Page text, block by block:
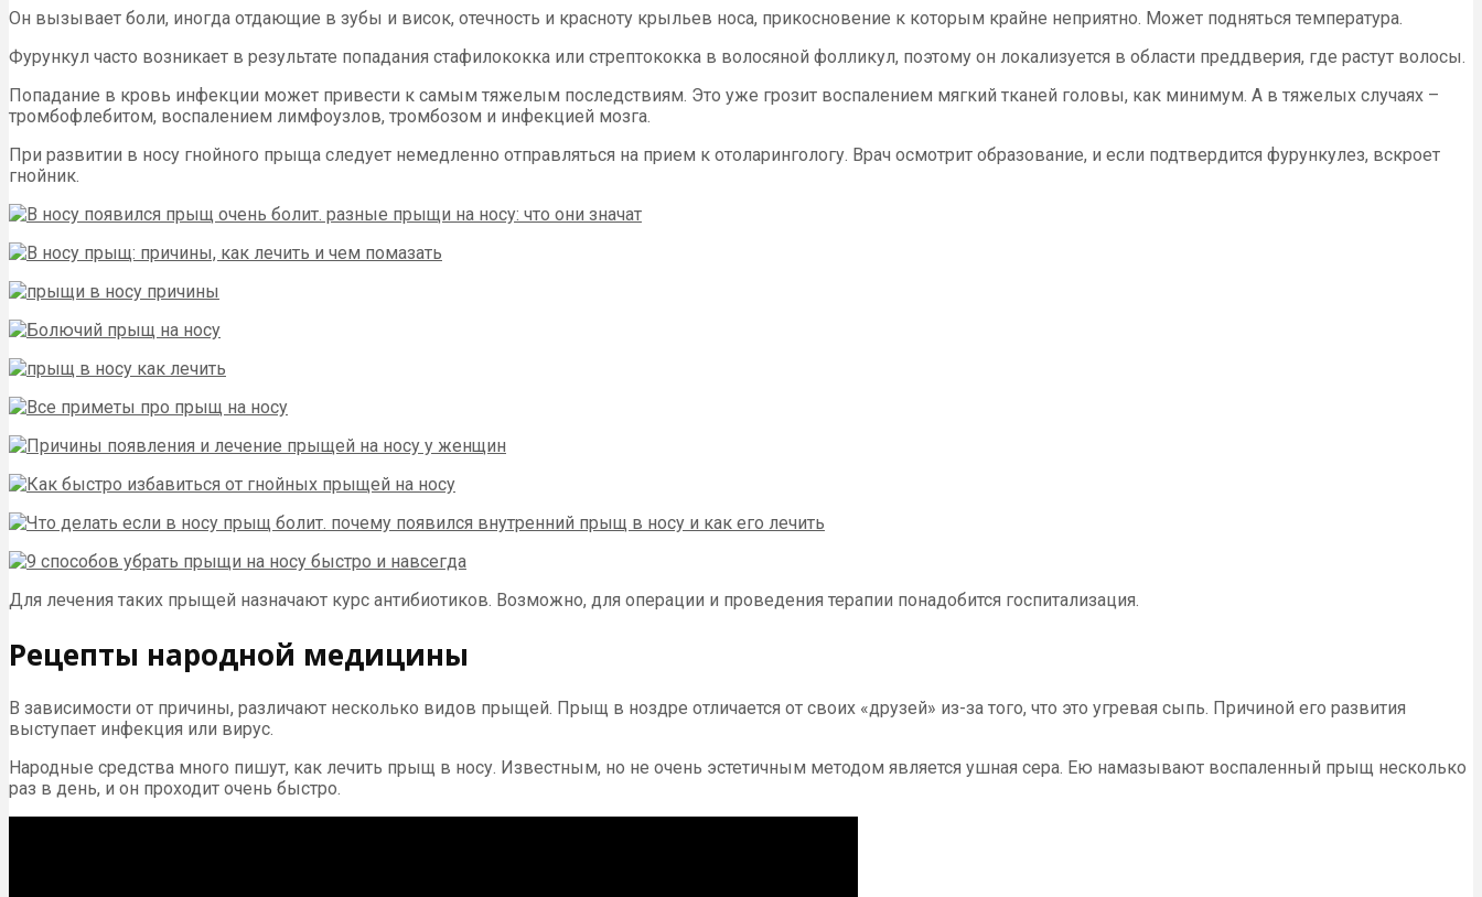
Он вызывает боли, иногда отдающие в зубы и висок, отечность и красноту крыльев носа, прикосновение к которым крайне неприятно. Может подняться температура.
Фурункул часто возникает в результате попадания стафилококка или стрептококка в волосяной фолликул, поэтому он локализуется в области преддверия, где растут волосы.
Попадание в кровь инфекции может привести к самым тяжелым последствиям. Это уже грозит воспалением мягкий тканей головы, как минимум. А в тяжелых случаях –
тромбофлебитом, воспалением лимфоузлов, тромбозом и инфекцией мозга.
При развитии в носу гнойного прыща следует немедленно отправляться на прием к отоларингологу. Врач осмотрит образование, и если подтвердится фурункулез, вскроет
гнойник.
Для лечения таких прыщей назначают курс антибиотиков. Возможно, для операции и проведения терапии понадобится госпитализация.
Рецепты народной медицины
В зависимости от причины, различают несколько видов прыщей. Прыщ в ноздре отличается от своих «друзей» из-за того, что это угревая сыпь. Причиной его развития
выступает инфекция или вирус.
Народные средства много пишут, как лечить прыщ в носу. Известным, но не очень эстетичным методом является ушная сера. Ею намазывают воспаленный прыщ несколько
раз в день, и он проходит очень быстро.